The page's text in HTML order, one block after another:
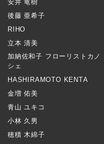
安井 竜樹
後藤 亜希子
RIHO
立本 清美
加納佐和子 フローリストカノ
シェ
HASHIRAMOTO KENTA
金増 佑美
青山 ユキコ
小林 久男
穂積 木綿子